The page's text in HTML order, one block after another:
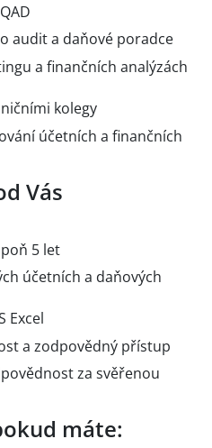
audit a daňové poradce
a finančních analýzách
kolegy
účetních a finančních
Vás
5 let
účetních a daňových
Excel
a zodpovědný přístup
za svěřenou
máte: